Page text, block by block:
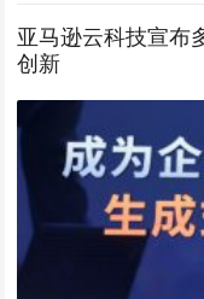
亚马逊云科技宣布
创新